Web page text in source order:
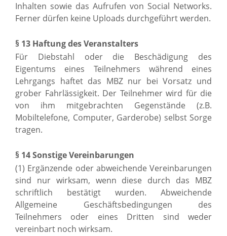
Inhalten sowie das Aufrufen von Social Networks.
Ferner dürfen keine Uploads durchgeführt werden.
§ 13 Haftung des Veranstalters
Für Diebstahl oder die Beschädigung des
Eigentums eines Teilnehmers während eines
Lehrgangs haftet das MBZ nur bei Vorsatz und
grober Fahrlässigkeit. Der Teilnehmer wird für die
von ihm mitgebrachten Gegenstände (z.B.
Mobiltelefone, Computer, Garderobe) selbst Sorge
tragen.
§ 14 Sonstige Vereinbarungen
(1) Ergänzende oder abweichende Vereinbarungen
sind nur wirksam, wenn diese durch das MBZ
schriftlich bestätigt wurden. Abweichende
Allgemeine Geschäftsbedingungen des
Teilnehmers oder eines Dritten sind weder
vereinbart noch wirksam.